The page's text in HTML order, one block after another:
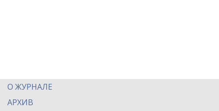
О ЖУРНАЛЕ
АРХИВ